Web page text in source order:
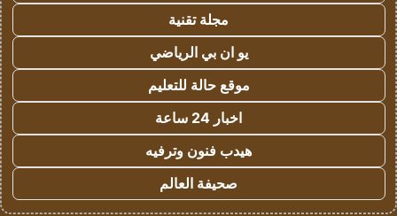
مجلة تقنية
يو ان بي الرياضي
موقع حالة للتعليم
اخبار 24 ساعة
هيدب فنون وترفيه
صحيفة العالم